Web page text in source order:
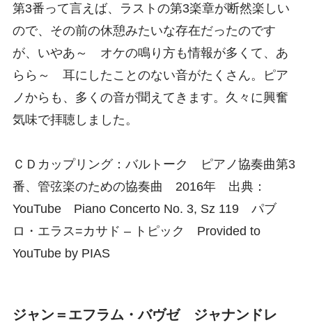
第3番って言えば、ラストの第3楽章が断然楽しい
ので、その前の休憩みたいな存在だったのです
が、いやあ～ オケの鳴り方も情報が多くて、あ
らら～ 耳にしたことのない音がたくさん。ピア
ノからも、多くの音が聞えてきます。久々に興奮
気味で拝聴しました。
ＣＤカップリング：バルトーク ピアノ協奏曲第3
番、管弦楽のための協奏曲 2016年 出典：
YouTube Piano Concerto No. 3, Sz 119 パブ
ロ・エラス=カサド – トピック Provided to
YouTube by PIAS
ジャン＝エフラム・バヴゼ ジャナンドレ